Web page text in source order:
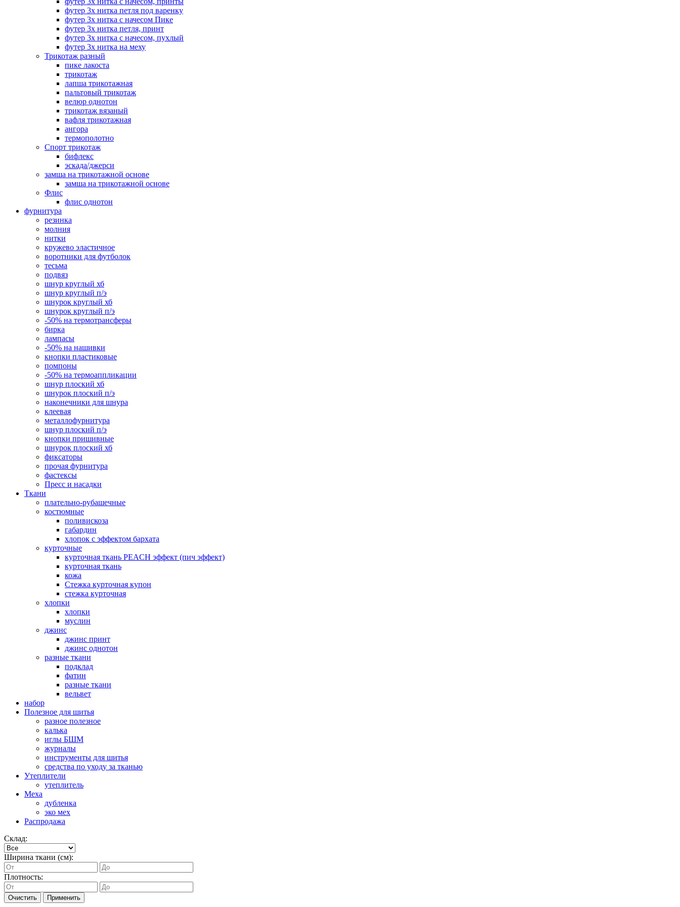
футер 3х нитка петля под варенку
футер 3х нитка с начесом Пике
футер 3х нитка петля, принт
футер 3х нитка с начесом, пухлый
футер 3х нитка на меху
Трикотаж разный
пике лакоста
трикотаж
лапша трикотажная
пальтовый трикотаж
велюр однотон
трикотаж вязаный
вафля трикотажная
ангора
термополотно
Спорт трикотаж
бифлекс
эскада/джерси
замша на трикотажной основе
замша на трикотажной основе
Флис
флис однотон
фурнитура
резинка
молния
нитки
кружево эластичное
воротники для футболок
тесьма
подвяз
шнур круглый хб
шнур круглый п/э
шнурок круглый хб
шнурок круглый п/э
-50% на термотрансферы
бирка
лампасы
-50% на нашивки
кнопки пластиковые
помпоны
-50% на термоаппликации
шнур плоский хб
шнурок плоский п/э
наконечники для шнура
клеевая
металлофурнитура
шнур плоский п/э
кнопки пришивные
шнурок плоский хб
фиксаторы
прочая фурнитура
фастексы
Пресс и насадки
Ткани
плательно-рубашечные
костюмные
поливискоза
габардин
хлопок с эффектом бархата
курточные
курточная ткань PEACH эффект (пич эффект)
курточная ткань
кожа
Стежка курточная купон
стежка курточная
хлопки
хлопки
муслин
джинс
джинс принт
джинс однотон
разные ткани
подклад
фатин
разные ткани
вельвет
набор
Полезное для шитья
разное полезное
калька
иглы БШМ
журналы
инструменты для шитья
средства по уходу за тканью
Утеплители
утеплитель
Меха
дубленка
эко мех
Распродажа
Склад:
Ширина ткани (см):
Плотность:
Очистить Применить